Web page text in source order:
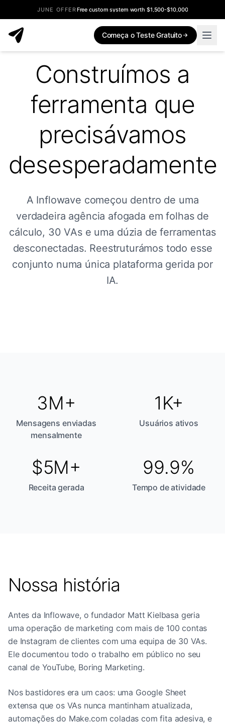
JUNE OFFERFree custom system worth $1,500-$10,000
Começa o Teste Gratuito
Construímos a
ferramenta que
precisávamos
desesperadamente
A Inflowave começou dentro de uma
verdadeira agência afogada em folhas de
cálculo, 30 VAs e uma dúzia de ferramentas
desconectadas. Reestruturámos todo esse
conjunto numa única plataforma gerida por
IA.
3M+
Mensagens enviadas
mensalmente
1K+
Usuários ativos
$5M+
Receita gerada
99.9%
Tempo de atividade
Nossa história
Antes da Inflowave, o fundador Matt Kielbasa geria
uma operação de marketing com mais de 100 contas
de Instagram de clientes com uma equipa de 30 VAs.
Ele documentou todo o trabalho em público no seu
canal de YouTube, Boring Marketing.
Nos bastidores era um caos: uma Google Sheet
extensa que os VAs nunca mantinham atualizada,
automações do Make.com coladas com fita adesiva, e